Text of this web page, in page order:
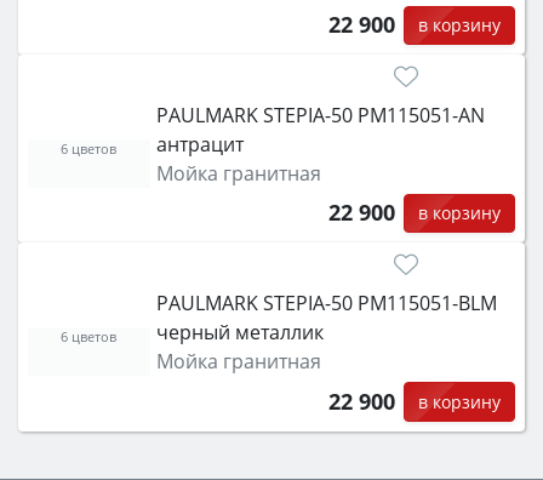
22 900 в корзину
PAULMARK STEPIA-50 PM115051-AN
антрацит
Мойка гранитная
22 900 в корзину
6 цветов
PAULMARK STEPIA-50 PM115051-BLM
черный металлик
Мойка гранитная
22 900 в корзину
6 цветов